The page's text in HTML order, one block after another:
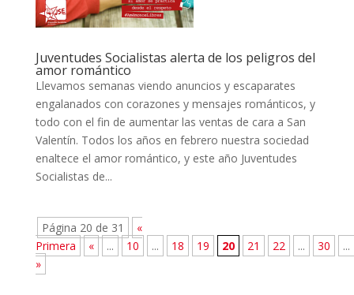
Juventudes Socialistas alerta de los peligros del
amor romántico
Llevamos semanas viendo anuncios y escaparates
engalanados con corazones y mensajes románticos, y
todo con el fin de aumentar las ventas de cara a San
Valentín. Todos los años en febrero nuestra sociedad
enaltece el amor romántico, y este año Juventudes
Socialistas de...
Página 20 de 31
«
Primera
« ... 10 ... 18 19 20 21 22 ... 30
...
»